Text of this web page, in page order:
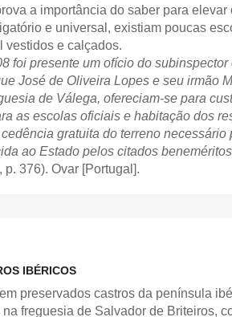
a importância do saber para elevar
e universal, existiam poucas
vestidos e calçados.
foi presente um ofício do subinspector
José de Oliveira Lopes e seu irmão
de Válega, ofereciam-se para
as escolas oficiais e habitação dos
gratuita do terreno necessário
ao Estado pelos citados
p. 376). Ovar [Portugal].
IBÉRICOS
preservados castros da península
freguesia de Salvador de Briteiros,